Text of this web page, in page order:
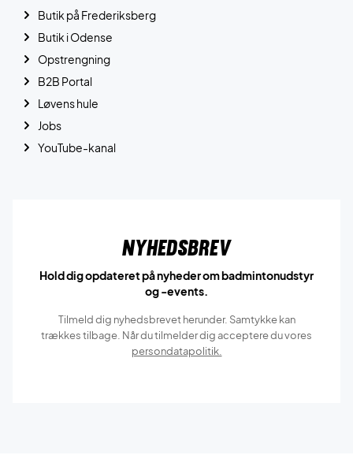
Butik på Frederiksberg
Butik i Odense
Opstrengning
B2B Portal
Løvens hule
Jobs
YouTube-kanal
Nyhedsbrev
Hold dig opdateret på nyheder om badmintonudstyr
og -events.
Tilmeld dig nyhedsbrevet herunder. Samtykke kan
trækkes tilbage. Når du tilmelder dig acceptere du vores
persondatapolitik.